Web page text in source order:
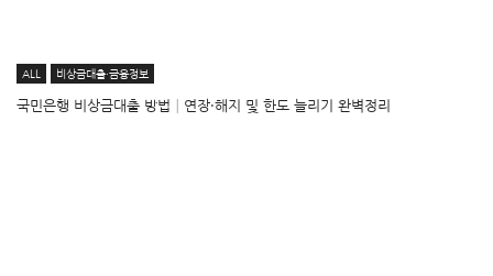
ALL 비상금대출·금융정보
국민은행 비상금대출 방법│연장·해지 및 한도 늘리기 완벽정리